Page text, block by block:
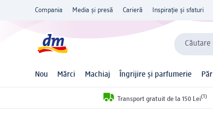
Compania Media și presă Carieră Inspirație și sfaturi
Căutare
Nou Mărci Machiaj Îngrijire și parfumerie Păr
Transport gratuit de la 150 Lei(1)